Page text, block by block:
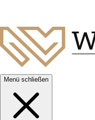
Menü schließen